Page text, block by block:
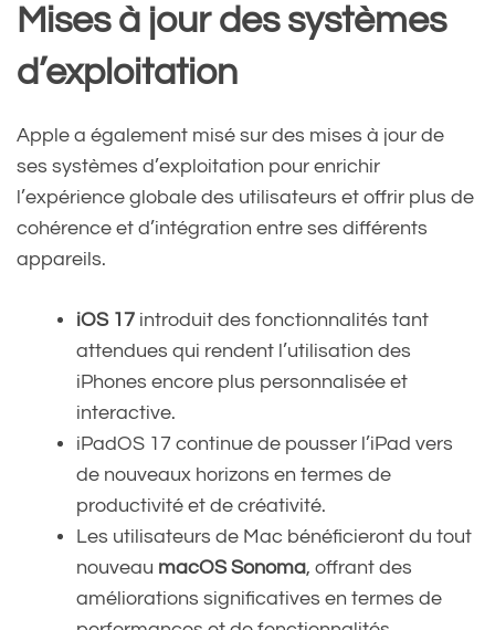
Mises à jour des systèmes
d’exploitation
Apple a également misé sur des mises à jour de
ses systèmes d’exploitation pour enrichir
l’expérience globale des utilisateurs et offrir plus de
cohérence et d’intégration entre ses différents
appareils.
iOS 17 introduit des fonctionnalités tant
attendues qui rendent l’utilisation des
iPhones encore plus personnalisée et
interactive.
iPadOS 17 continue de pousser l’iPad vers
de nouveaux horizons en termes de
productivité et de créativité.
Les utilisateurs de Mac bénéficieront du tout
nouveau macOS Sonoma, offrant des
améliorations significatives en termes de